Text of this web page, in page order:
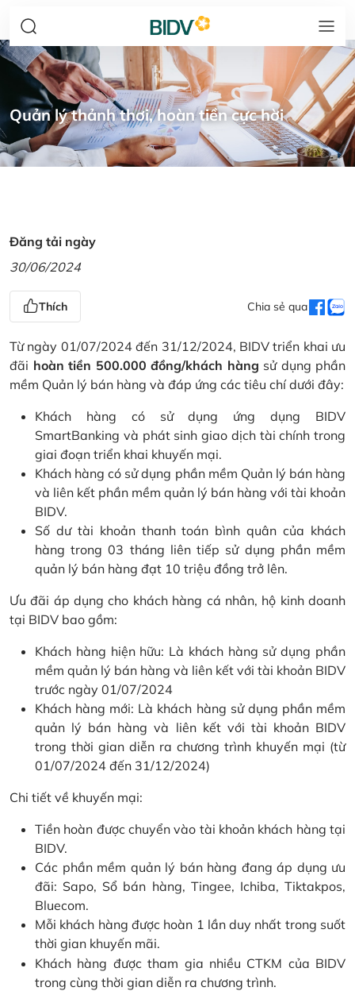
Quản lý thảnh thơi, hoàn tiền cực hời
Đăng tải ngày
30/06/2024
Thích Chia sẻ qua
Từ ngày 01/07/2024 đến 31/12/2024, BIDV triển khai ưu
đãi hoàn tiền 500.000 đồng/khách hàng sử dụng phần
mềm Quản lý bán hàng và đáp ứng các tiêu chí dưới đây:
Khách hàng có sử dụng ứng dụng BIDV
SmartBanking và phát sinh giao dịch tài chính trong
giai đoạn triển khai khuyến mại.
Khách hàng có sử dụng phần mềm Quản lý bán hàng
và liên kết phần mềm quản lý bán hàng với tài khoản
BIDV.
Số dư tài khoản thanh toán bình quân của khách
hàng trong 03 tháng liên tiếp sử dụng phần mềm
quản lý bán hàng đạt 10 triệu đồng trở lên.
Ưu đãi áp dụng cho khách hàng cá nhân, hộ kinh doanh
tại BIDV bao gồm:
Khách hàng hiện hữu: Là khách hàng sử dụng phần
mềm quản lý bán hàng và liên kết với tài khoản BIDV
trước ngày 01/07/2024
Khách hàng mới: Là khách hàng sử dụng phần mềm
quản lý bán hàng và liên kết với tài khoản BIDV
trong thời gian diễn ra chương trình khuyến mại (từ
01/07/2024 đến 31/12/2024)
Chi tiết về khuyến mại:
Tiền hoàn được chuyển vào tài khoản khách hàng tại
BIDV.
Các phần mềm quản lý bán hàng đang áp dụng ưu
đãi: Sapo, Sổ bán hàng, Tingee, Ichiba, Tiktakpos,
Bluecom.
Mỗi khách hàng được hoàn 1 lần duy nhất trong suốt
thời gian khuyến mãi.
Khách hàng được tham gia nhiều CTKM của BIDV
trong cùng thời gian diễn ra chương trình.